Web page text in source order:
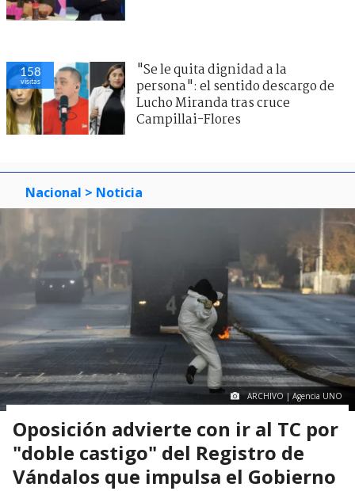
158
visitas
"Se le quita dignidad a la
persona": el sentido descargo de
Lucho Miranda tras cruce
Campillai-Flores
Nacional > Noticia
ARCHIVO | Agencia UNO
Oposición advierte con ir al TC por
"doble castigo" del Registro de
Vándalos que impulsa el Gobierno